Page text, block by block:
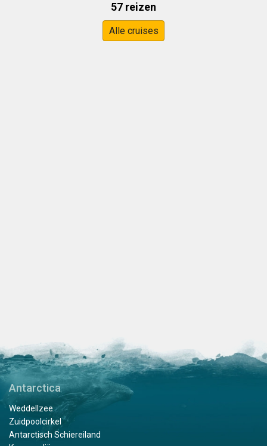
57 reizen
Alle cruises
Antarctica
Weddellzee
Zuidpoolcirkel
Antarctisch Schiereiland